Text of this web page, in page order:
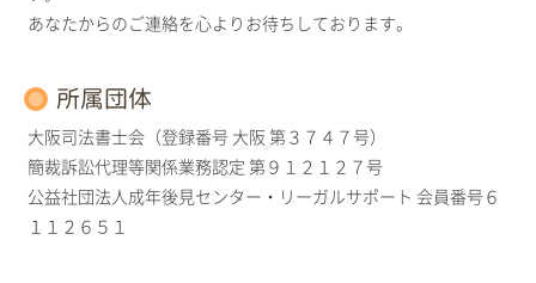
あなたからのご連絡を心よりお待ちしております。
所属団体
大阪司法書士会（登録番号 大阪 第３７４７号）
簡裁訴訟代理等関係業務認定 第９１２１２７号
公益社団法人成年後見センター・リーガルサポート 会員番号６
１１２６５１